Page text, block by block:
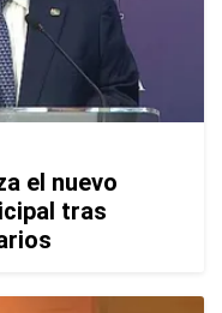
el nuevo
tras